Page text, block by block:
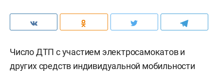
Число ДТП с участием электросамокатов и
других средств индивидуальной мобильности